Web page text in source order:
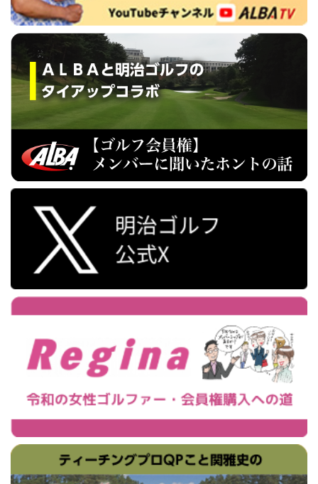
2026-03-25
藤枝GCの名義書換料等改定について
2026-03-25
北武蔵CCの正会員募集金額改定について
2026-03-25
北武蔵CCの正会員名義書換料改定について
2026-03-25
湘南シーサイドCCの年会費改定について
2026-03-25
糸魚川CCの名義書換料減額期間延長について
2026-03-25
上野原CCの名義書換停止期間延長について
2026-03-12
2026-03-11
鎌ヶ谷CCの譲渡書類一部変更について
2026-03-11
鎌ヶ谷CCの法人取扱変更について
2026-03-11
高麗川CCの正会員補充募集入会金改定について
2026-03-11
高麗川CCの名義書換料等改定について
2026-03-11
杉ノ郷CCの『名義書換料の預託金相殺制度』延
長について
2026-03-05
中央道晴ヶ峰CCの年会費改定について
2026-03-05
パーシモンCCの年会費改定について
ローレルバレイCCの年会費改定について
2026-03-05
出島GCの年会費改定について
2026-03-04
大秦野CCの年会費改定について
2026-03-04
富貴GCの年会費改定について
2026-03-04
扶桑CCの年会費改定について
2026-03-04
美浦GCの年会費改定について
平塚富士見カントリークラブ 平塚コー
ス
快晴の中、お客様のコンペ参加の為、自宅大宮よ
り秦野中井ＩＣに向かいます！ このコンペは年に
２回ですが、主催のＴ．Ｓ社長とはもう十数年の
平塚富士見カントリーク
中山カントリークラブ プレー編
【基本情報】 昭和36年開場 18ホール 6904ｙ
P72 コースレート 72.6 経営会社 株式会社中山
武蔵野ゴルフクラ...
ー編の続きを見る
高坂カントリークラブ 岩殿コース
殿コースでのラウンドです。いつもホームコース
江戸崎カントリー倶楽部
今日は江戸崎CCでプレーしてきました。 江戸崎Ｃ
Ｃは今から20年以上前、27Ｈの時（当事は東、
続きを見る
小金井カントリー倶楽部